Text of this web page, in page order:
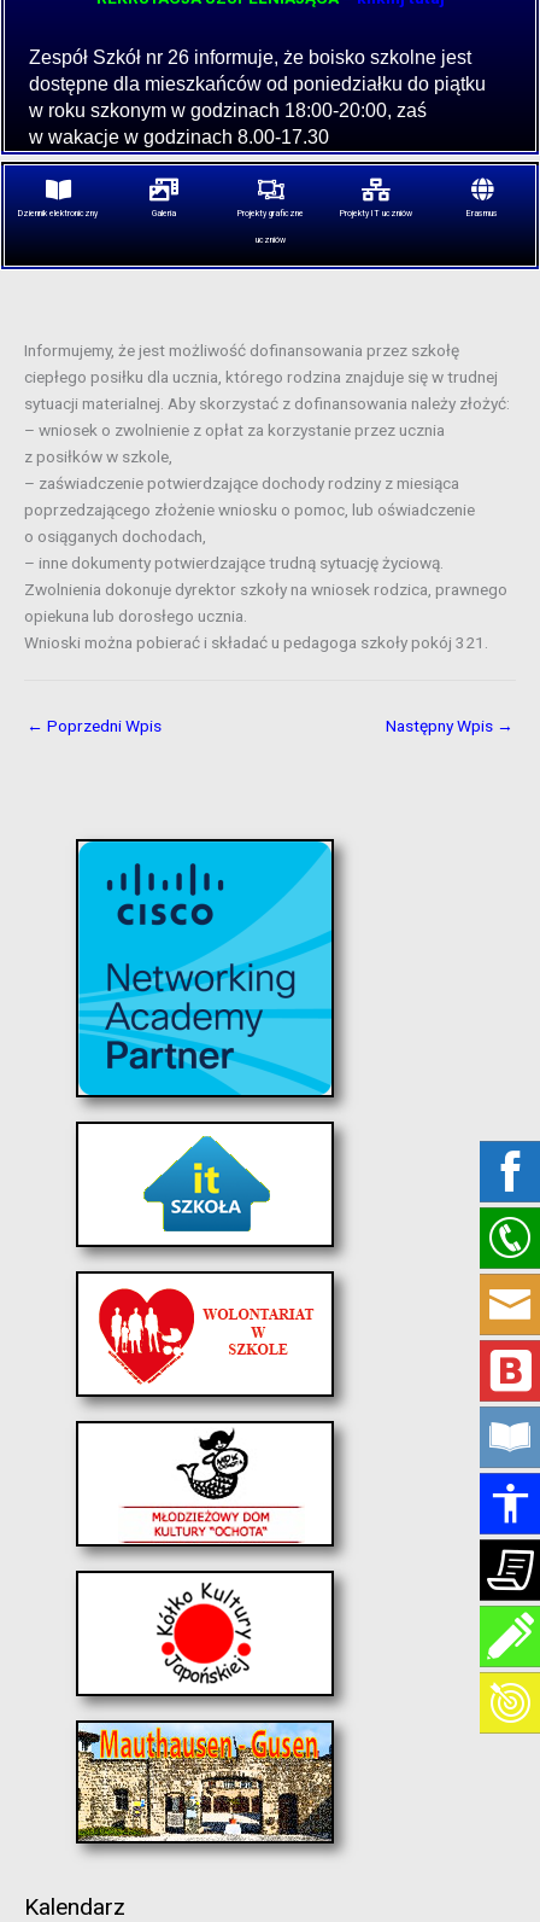
Zespół Szkół nr 26 informuje, że boisko szkolne jest
dostępne dla mieszkańców od poniedziałku do piątku
w roku szkonym w godzinach 18:00-20:00, zaś
w wakacje w godzinach 8.00-17.30
Dziennik elektroniczny Galeria Projekty graficzne
uczniów
Projekty IT uczniów Erasmus
Informujemy, że jest możliwość dofinansowania przez szkołę
ciepłego posiłku dla ucznia, którego rodzina znajduje się w trudnej
sytuacji materialnej. Aby skorzystać z dofinansowania należy złożyć:
– wniosek o zwolnienie z opłat za korzystanie przez ucznia
z posiłków w szkole,
– zaświadczenie potwierdzające dochody rodziny z miesiąca
poprzedzającego złożenie wniosku o pomoc, lub oświadczenie
o osiąganych dochodach,
– inne dokumenty potwierdzające trudną sytuację życiową.
Zwolnienia dokonuje dyrektor szkoły na wniosek rodzica, prawnego
opiekuna lub dorosłego ucznia.
Wnioski można pobierać i składać u pedagoga szkoły pokój 321.
← Poprzedni Wpis Następny Wpis →
Kalendarz